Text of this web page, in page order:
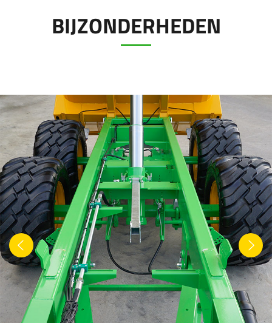
رسید ن
BIJZONDERHEDEN